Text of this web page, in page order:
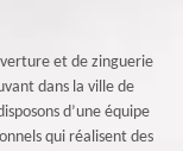
et de zinguerie
dans la ville de
d’une équipe
qui réalisent des